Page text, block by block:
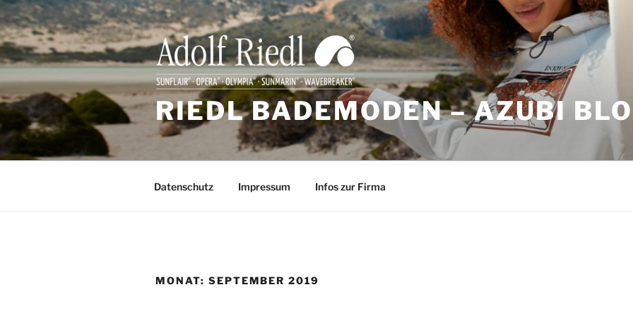
Zum
Inhalt
springen
RIEDL BADEMODEN – AZUBI
Datenschutz Impressum Infos zur Firma
MONAT: SEPTEMBER 2019